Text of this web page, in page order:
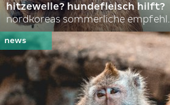
hitzewelle? hundefleisch hilft?